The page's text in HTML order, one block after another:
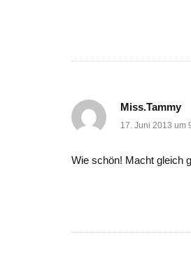
Miss.Tammy
17. Juni 2013 um
Wie schön! Macht gleich